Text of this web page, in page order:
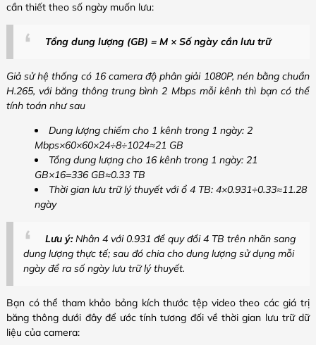
cần thiết theo số ngày muốn lưu:
Tổng dung lượng (GB) = M × Số ngày cần lưu trữ
Giả sử hệ thống có 16 camera độ phân giải 1080P, nén bằng chuẩn
H.265, với băng thông trung bình 2 Mbps mỗi kênh thì bạn có thể
tính toán như sau
Dung lượng chiếm cho 1 kênh trong 1 ngày: 2
Mbps×60×60×24÷8÷1024≈21 GB
Tổng dung lượng cho 16 kênh trong 1 ngày: 21
GB×16=336 GB≈0.33 TB
Thời gian lưu trữ lý thuyết với ổ 4 TB: 4×0.931÷0.33≈11.28
ngày
Lưu ý:Nhân 4 với 0.931 để quy đổi 4 TB trên nhãn sang
dung lượng thực tế; sau đó chia cho dung lượng sử dụng mỗi
ngày để ra số ngày lưu trữ lý thuyết.
Bạn có thể tham khảo bảng kích thước tệp video theo các giá trị
băng thông dưới đây để ước tính tương đối về thời gian lưu trữ dữ
liệu của camera: